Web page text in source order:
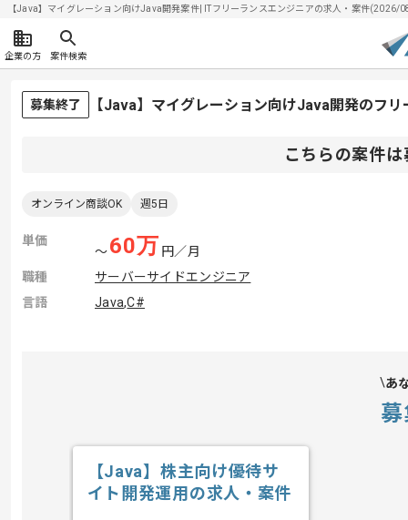
【Java】マイグレーション向けJava開発案件| ITフリーランスエンジニアの求人・案件(2026/
企業の方 案件検索
募集終了 【Java】マイグレーション向けJava開発のフ
こちらの案件
オンライン商談OK 週5日
単価
〜60万 円／月
職種
サーバーサイドエンジニア
言語
Java,C#
あ
【Java】株主向け優待サ
イト開発運用の求人・案件